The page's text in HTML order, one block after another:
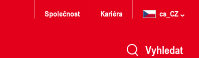
Společnost Kariéra cs_CZ
Vyhledat